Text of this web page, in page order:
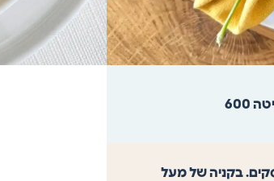
תוך 4 ימי עסקים. בקניה של מעל